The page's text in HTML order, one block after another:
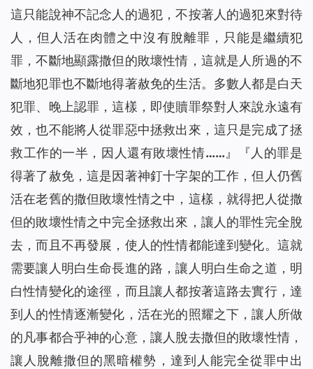
這只能說神不記念人的過犯，不按著人的過犯來對待
人，但人活在肉體之中沒有脫離罪，只能是繼續犯
罪，不斷地顯露撒但的敗壞性情，這就是人所過的不
斷地犯罪也不斷地得著赦免的生活。多數人都是白天
犯罪、晚上認罪，這樣，即使贖罪祭對人來說永遠有
效，也不能將人從罪惡中拯救出來，這只是完成了拯
救工作的一半，因人還有敗壞性情……』『 人的罪是
得著了赦免，這是因著神釘十字架的工作，但人仍舊
活在老舊的撒但敗壞性情之中，這樣，就得把人從撒
但的敗壞性情之中完全拯救出來，讓人的罪性完全脫
去，而且不再發展，使人的性情都能達到變化。這就
需要讓人明白生命長進的路，讓人明白生命之道，明
白性情變化的途徑，而且讓人都按著這路去實行，達
到人的性情逐漸變化，活在光的照耀之下，讓人所做
的凡事都合乎神的心意，讓人脫去撒但的敗壞性情，
讓人脫離撒但的黑暗權勢，達到人能完全從罪中出